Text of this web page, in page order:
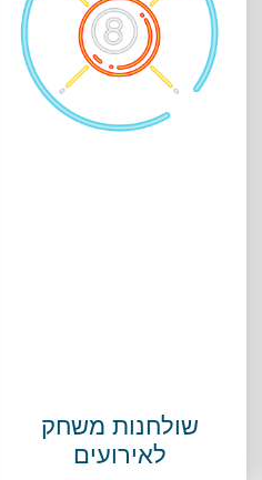
שולחנות משחק
לאירועים